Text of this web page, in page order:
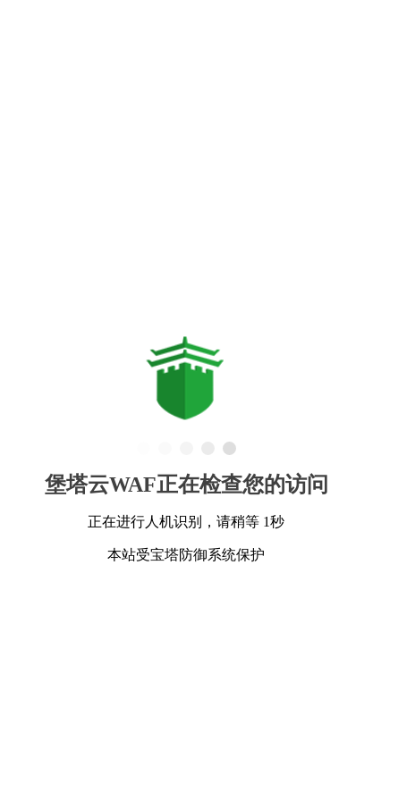
堡塔云WAF正在检查您的访问
正在进行人机识别，请稍等 1秒
本站受宝塔防御系统保护